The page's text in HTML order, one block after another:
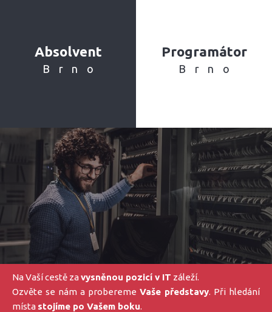
Absolvent
Brno
Programátor
Brno
Na Vaší cestě zavysněnou pozicí v IT záleží.
Ozvěte se nám a probereme Vaše představy. Při hledání
místa stojíme po Vašem boku.